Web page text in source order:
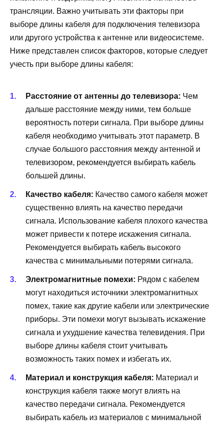
трансляции. Важно учитывать эти факторы при
выборе длины кабеля для подключения телевизора
или другого устройства к антенне или видеосистеме.
Ниже представлен список факторов, которые следует
учесть при выборе длины кабеля:
Расстояние от антенны до телевизора: Чем
дальше расстояние между ними, тем больше
вероятность потери сигнала. При выборе длины
кабеля необходимо учитывать этот параметр. В
случае большого расстояния между антенной и
телевизором, рекомендуется выбирать кабель
большей длины.
Качество кабеля: Качество самого кабеля может
существенно влиять на качество передачи
сигнала. Использование кабеля плохого качества
может привести к потере искажения сигнала.
Рекомендуется выбирать кабель высокого
качества с минимальными потерями сигнала.
Электромагнитные помехи: Рядом с кабелем
могут находиться источники электромагнитных
помех, такие как другие кабели или электрические
приборы. Эти помехи могут вызывать искажение
сигнала и ухудшение качества телевидения. При
выборе длины кабеля стоит учитывать
возможность таких помех и избегать их.
Материал и конструкция кабеля: Материал и
конструкция кабеля также могут влиять на
качество передачи сигнала. Рекомендуется
выбирать кабель из материалов с минимальной